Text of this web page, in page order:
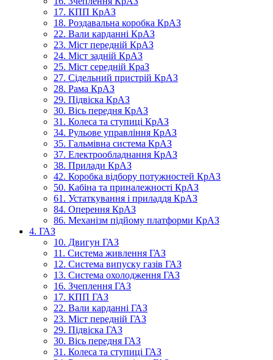
17. КПП КрАЗ
18. Роздавальна коробка КрАЗ
22. Вали карданні КрАЗ
23. Міст передній КрАЗ
24. Міст задній КрАЗ
25. Міст середній КраЗ
27. Сідельний пристрій КрАЗ
28. Рама КрАЗ
29. Підвіска КрАЗ
30. Вісь передня КрАЗ
31. Колеса та ступиці КрАЗ
34. Рульове управління КрАЗ
35. Гальмівна система КрАЗ
37. Електрообладнання КрАЗ
38. Прилади КрАЗ
42. Коробка відбору потужностей КрАЗ
50. Кабіна та приналежності КрАЗ
61. Устаткування і приладдя КрАЗ
84. Оперення КрАЗ
86. Механізм підйому платформи КрАЗ
4. ГАЗ
10. Двигун ГАЗ
11. Система живлення ГАЗ
12. Система випуску газів ГАЗ
13. Система охолодження ГАЗ
16. Зчеплення ГАЗ
17. КПП ГАЗ
22. Вали карданні ГАЗ
23. Міст передній ГАЗ
29. Підвіска ГАЗ
30. Вісь передня ГАЗ
31. Колеса та ступиці ГАЗ